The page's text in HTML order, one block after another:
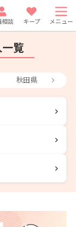
相談 キープ メニュー
覧
秋田県